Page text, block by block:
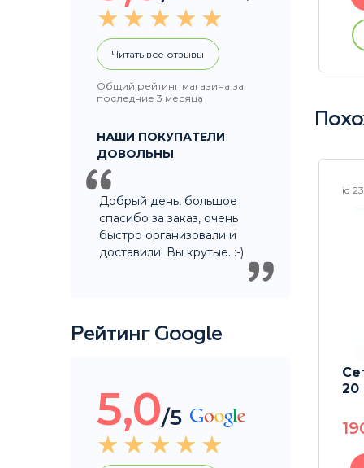
Читать все отзывы
Общий рейтинг магазина за
последние 3 месяца
НАШИ ПОКУПАТЕЛИ
ДОВОЛЬНЫ
Добрый день, большое
спасибо за заказ, очень
быстро организовали и
доставили. Вы крутые. :-)
Рейтинг Google
5,0/5
id 25192
стальные сетки 4 шт 12
мм
90P
id
20